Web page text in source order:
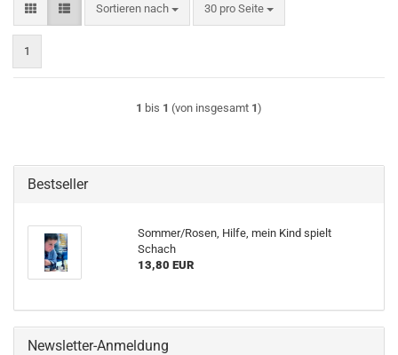
Sortieren nach
Sortieren nach 30 pro Seite
pro Seite
1
1 bis 1 (von insgesamt 1)
Bestseller
Sommer/Rosen, Hilfe, mein Kind spielt
Schach
13,80 EUR
Newsletter-Anmeldung